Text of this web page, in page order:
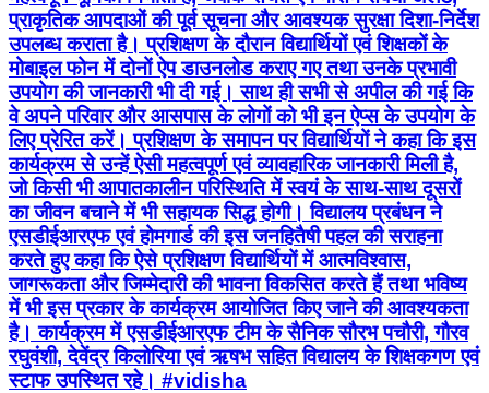
प्राकृतिक आपदाओं की पूर्व सूचना और आवश्यक सुरक्षा दिशा-निर्देश
उपलब्ध कराता है। प्रशिक्षण के दौरान विद्यार्थियों एवं शिक्षकों के
मोबाइल फोन में दोनों ऐप डाउनलोड कराए गए तथा उनके प्रभावी
उपयोग की जानकारी भी दी गई। साथ ही सभी से अपील की गई कि
वे अपने परिवार और आसपास के लोगों को भी इन ऐप्स के उपयोग के
लिए प्रेरित करें। प्रशिक्षण के समापन पर विद्यार्थियों ने कहा कि इस
कार्यक्रम से उन्हें ऐसी महत्वपूर्ण एवं व्यावहारिक जानकारी मिली है,
जो किसी भी आपातकालीन परिस्थिति में स्वयं के साथ-साथ दूसरों
का जीवन बचाने में भी सहायक सिद्ध होगी। विद्यालय प्रबंधन ने
एसडीईआरएफ एवं होमगार्ड की इस जनहितैषी पहल की सराहना
करते हुए कहा कि ऐसे प्रशिक्षण विद्यार्थियों में आत्मविश्वास,
जागरूकता और जिम्मेदारी की भावना विकसित करते हैं तथा भविष्य
में भी इस प्रकार के कार्यक्रम आयोजित किए जाने की आवश्यकता
है। कार्यक्रम में एसडीईआरएफ टीम के सैनिक सौरभ पचौरी, गौरव
रघुवंशी, देवेंद्र किलोरिया एवं ऋषभ सहित विद्यालय के शिक्षकगण एवं
स्टाफ उपस्थित रहे। #vidisha